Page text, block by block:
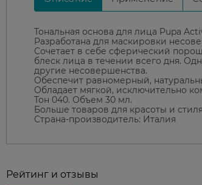
Тональная основа для лица Pupa
Разработана для маскировки
Сочетает в себе сферический
блеск лица в течении всего дня.
другие несовершенства.
Обеспечит равномерный,
Обладает мягкой, исключительно
Тон 040. Объем 30 мл.
Больше товаров для красоты и
Страна-производитель: Италия
Рейтинг и отзывы